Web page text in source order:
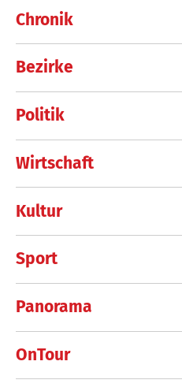
Chronik
Bezirke
Politik
Wirtschaft
Kultur
Sport
Panorama
OnTour